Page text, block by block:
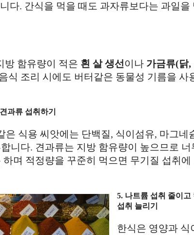
다. 간식을 먹을 때도 과자류보다는 과일을
방 함유량이 적은 흰 살 생선이나 가금류(닭,
식 조리 시에도 버터같은 동물성 기름을 사
과류 섭취하기
은 식용 씨앗에는 단백질, 식이섬유, 마그네
니다. 견과류는 지방 함유량이 높으므로 너
하며 적정량을 꾸준히 먹으면 무기질 섭취에
5. 나트륨 섭취 줄이고
섭취 늘리기
한식은 영양과 식